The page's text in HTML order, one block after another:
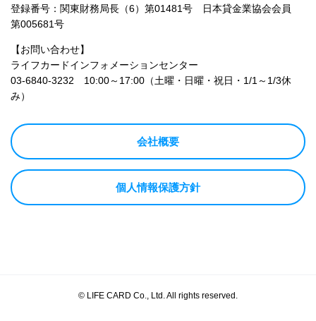
登録番号：関東財務局長（6）第01481号 日本貸金業協会会員
第005681号
【お問い合わせ】
ライフカードインフォメーションセンター
03-6840-3232 10:00～17:00（土曜・日曜・祝日・1/1～1/3休
み）
会社概要
個人情報保護方針
© LIFE CARD Co., Ltd. All rights reserved.